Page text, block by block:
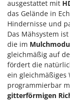
O
Obstpressen
P
FINI
Fiorentini
Fiskars
Flymo
Fontana
Forest
Francini
ausgestattet mit
das Gelände in
Hindernisse und
Das Mähsystem
die im
gleichmäßig auf
fördert die
ein gleichmäßiges
programmierbar
gitterförmigen